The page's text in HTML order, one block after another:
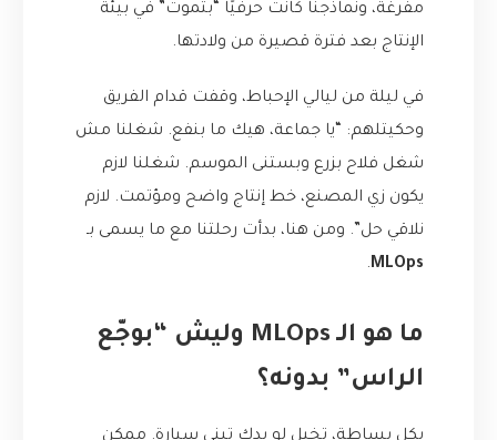
مفرغة، ونماذجنا كانت حرفيًا “بتموت” في بيئة
الإنتاج بعد فترة قصيرة من ولادتها.
في ليلة من ليالي الإحباط، وقفت قدام الفريق
وحكيتلهم: “يا جماعة، هيك ما بنفع. شغلنا مش
شغل فلاح بزرع وبستنى الموسم. شغلنا لازم
يكون زي المصنع، خط إنتاج واضح ومؤتمت. لازم
نلاقي حل”. ومن هنا، بدأت رحلتنا مع ما يسمى بـ
MLOps
.
ما هو الـ MLOps وليش “بوجّع
الراس” بدونه؟